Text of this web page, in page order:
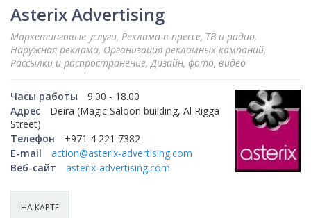
Досуг
Обзоры
Бары
Ночные клубы
Адреса
Медицина
Образование
Автомобили
Продажа
Аренда
Яхты
Продажа
Услуги
Asterix Advertising
Маркетинговые услуги, Реклама в прессе, ТВ и радио,
Наружная реклама, Организация рекламных кампаний,
Рассылки и распространение, Дизайн, фото, видео
Часы работы
9.00 - 18.00
Адрес
Deira (Magic Saloon building, Al Rigga
Street)
Телефон
+971 4 221 7382
E-mail
action@asterix-advertising.com
Веб-сайт
asterix-advertising.com
НА КАРТЕ